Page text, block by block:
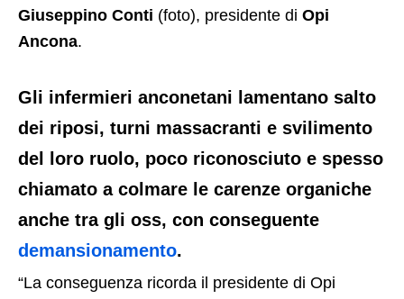
Giuseppino Conti (foto), presidente di Opi
Ancona.
Gli infermieri anconetani lamentano salto
dei riposi, turni massacranti e svilimento
del loro ruolo, poco riconosciuto e spesso
chiamato a colmare le carenze organiche
anche tra gli oss, con conseguente
demansionamento.
“La conseguenza ricorda il presidente di Opi